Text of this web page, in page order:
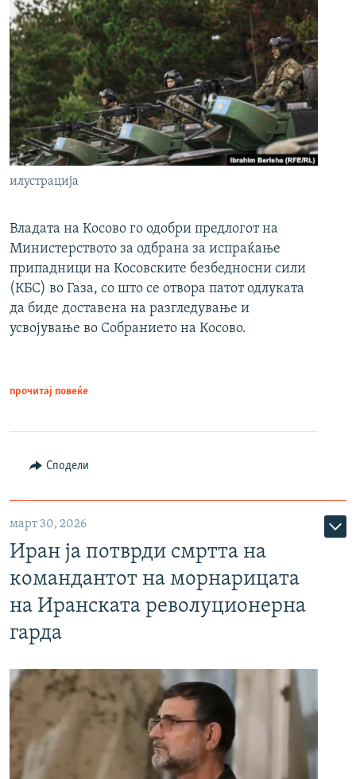
илустрација
Владата на Косово го одобри предлогот на
Министерството за одбрана за испраќање
припадници на Косовските безбедносни сили
(КБС) во Газа, со што се отвора патот одлуката
да биде доставена на разгледување и
усвојување во Собранието на Косово.
прочитај повеќе
Сподели
март 30, 2026
Иран ја потврди смртта на
командантот на морнарицата
на Иранската револуционерна
гарда